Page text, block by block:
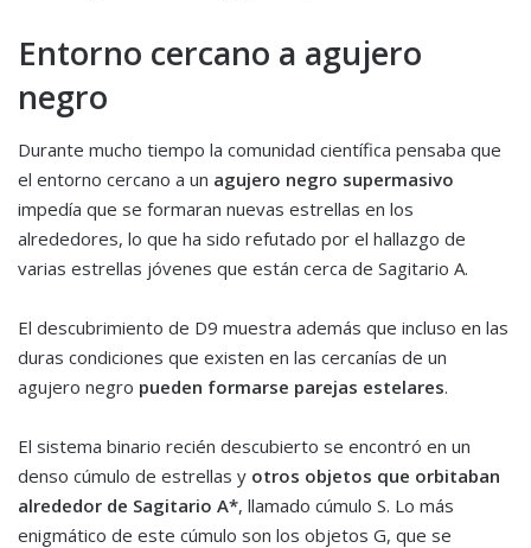
Entorno cercano a agujero
negro
Durante mucho tiempo la comunidad científica pensaba que
el entorno cercano a un agujero negro supermasivo
impedía que se formaran nuevas estrellas en los
alrededores, lo que ha sido refutado por el hallazgo de
varias estrellas jóvenes que están cerca de Sagitario A.
El descubrimiento de D9 muestra además que incluso en las
duras condiciones que existen en las cercanías de un
agujero negro pueden formarse parejas estelares.
El sistema binario recién descubierto se encontró en un
denso cúmulo de estrellas y otros objetos que orbitaban
alrededor de Sagitario A*, llamado cúmulo S. Lo más
enigmático de este cúmulo son los objetos G, que se